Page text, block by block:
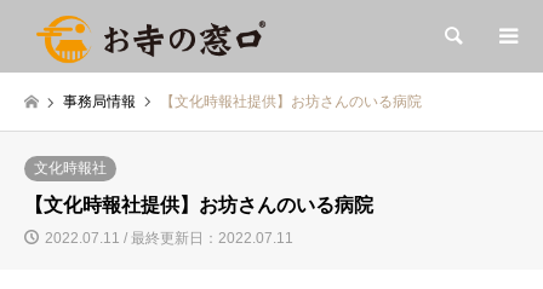
検索
事務局情報 【文化時報社提供】お坊さんのいる病院
文化時報社
【文化時報社提供】お坊さんのいる病院
2022.07.11 / 最終更新日：2022.07.11